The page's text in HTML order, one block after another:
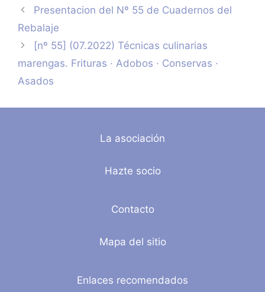
Presentacion del Nº 55 de Cuadernos del
Rebalaje
[nº 55] (07.2022) Técnicas culinarias
marengas. Frituras · Adobos · Conservas ·
Asados
La asociación
Hazte socio
Contacto
Mapa del sitio
Enlaces recomendados